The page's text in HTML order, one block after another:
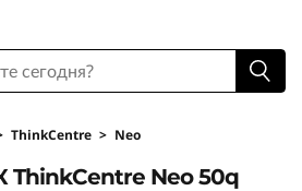
ThinkCentre > Neo
Neo 50q